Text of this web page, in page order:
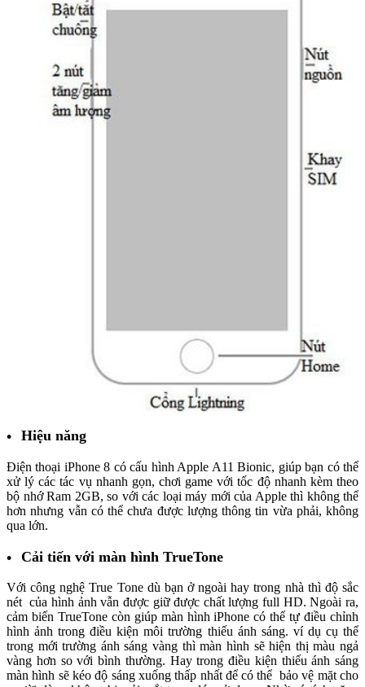
Hiệu năng
Điện thoại iPhone 8 có cấu hình Apple A11 Bionic, giúp bạn có thể
xử lý các tác vụ nhanh gọn, chơi game với tốc độ nhanh kèm theo
bộ nhớ Ram 2GB, so với các loại máy mới của Apple thì không thể
hơn nhưng vẫn có thể chưa được lượng thông tin vừa phải, không
qua lớn.
Cải tiến với màn hình TrueTone
Với công nghệ True Tone dù bạn ở ngoài hay trong nhà thì độ sắc
nét của hình ảnh vẫn được giữ được chất lượng full HD. Ngoài ra,
cảm biến TrueTone còn giúp màn hình iPhone có thể tự điều chỉnh
hình ảnh trong điều kiện môi trường thiếu ánh sáng. ví dụ cụ thể
trong mới trường ánh sáng vàng thì màn hình sẽ hiện thị màu ngả
vàng hơn so với bình thường. Hay trong điều kiện thiếu ánh sáng
màn hình sẽ kéo độ sáng xuống thấp nhất để có thể bảo vệ mặt cho